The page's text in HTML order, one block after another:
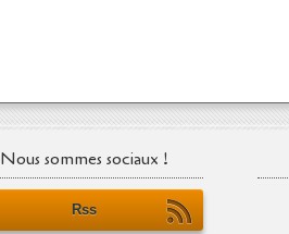
Nous sommes sociaux !
Rss